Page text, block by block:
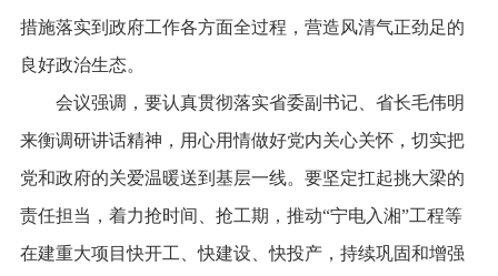
措施落实到政府工作各方面全过程，营造风清气正劲足的
良好政治生态。
会议强调，要认真贯彻落实省委副书记、省长毛伟明
来衡调研讲话精神，用心用情做好党内关心关怀，切实把
党和政府的关爱温暖送到基层一线。要坚定扛起挑大梁的
责任担当，着力抢时间、抢工期，推动“宁电入湘”工程等
在建重大项目快开工、快建设、快投产，持续巩固和增强